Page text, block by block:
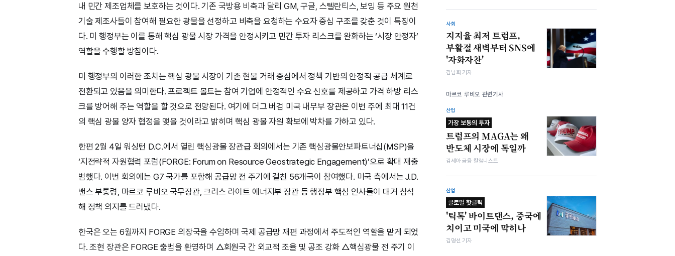
내 민간 제조업체를 보호하는 것이다. 기존 국방용 비축과 달리 GM, 구글, 스텔란티스, 보잉 등 주요 원천
기술 제조사들이 참여해 필요한 광물을 선정하고 비축을 요청하는 수요자 중심 구조를 갖춘 것이 특징이
다. 미 행정부는 이를 통해 핵심 광물 시장 가격을 안정시키고 민간 투자 리스크를 완화하는 ‘시장 안정자’
역할을 수행할 방침이다.
미 행정부의 이러한 조치는 핵심 광물 시장이 기존 현물 거래 중심에서 정책 기반의 안정적 공급 체계로
전환되고 있음을 의미한다. 프로젝트 볼트는 참여 기업에 안정적인 수요 신호를 제공하고 가격 하방 리스
크를 방어해 주는 역할을 할 것으로 전망된다. 여기에 더그 버검 미국 내무부 장관은 이번 주에 최대 11건
의 핵심 광물 양자 협정을 맺을 것이라고 밝히며 핵심 광물 자원 확보에 박차를 가하고 있다.
한편 2월 4일 워싱턴 D.C.에서 열린 핵심광물 장관급 회의에서는 기존 핵심광물안보파트너십(MSP)을
‘지전략적 자원협력 포럼(FORGE: Forum on Resource Geostrategic Engagement)’으로 확대 재출
범했다. 이번 회의에는 G7 국가를 포함해 공급망 전 주기에 걸친 56개국이 참여했다. 미국 측에서는 J.D.
밴스 부통령, 마르코 루비오 국무장관, 크리스 라이트 에너지부 장관 등 행정부 핵심 인사들이 대거 참석
해 정책 의지를 드러냈다.
한국은 오는 6월까지 FORGE 의장국을 수임하며 국제 공급망 재편 과정에서 주도적인 역할을 맡게 되었
다. 조현 장관은 FORGE 출범을 환영하며 △회원국 간 외교적 조율 및 공조 강화 △핵심광물 전 주기 이
사회
지지율 최저 트럼프,
부활절 새벽부터 SNS에
'자화자찬'
김남희 기자
마르코 루비오 관련기사
산업
가장 보통의 투자
트럼프의 MAGA는 왜
반도체 시장에 독일까
김세아 금융 칼럼니스트
산업
글로벌 핫클릭
'틱톡' 바이트댄스, 중국에
치이고 미국에 막히나
김명선 기자